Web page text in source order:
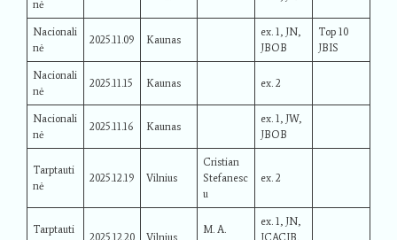
nė
Nacionali
nė
2025.11.09 Kaunas
ex. 1, JN,
JBOB
Top 10
JBIS
Nacionali
nė
2025.11.15 Kaunas ex. 2
Nacionali
nė
2025.11.16 Kaunas
ex. 1, JW,
JBOB
Tarptauti
nė
2025.12.19 Vilnius
Cristian
Stefanesc
u
ex. 2
Tarptauti
2025.12.20 Vilnius
M. A.
ex. 1, JN,
JCACIB,